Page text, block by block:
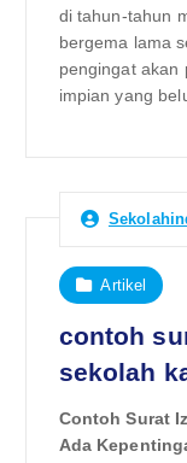
di tahun-tahun
bergema lama
pengingat akan
impian yang
Artikel
contoh
sekolah
Contoh Surat
Ada